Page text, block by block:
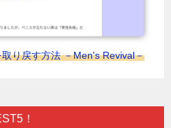
り戻す方法 －Men's Revival－
！